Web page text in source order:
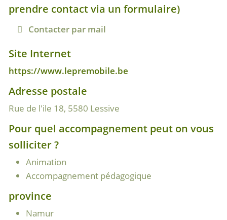
prendre contact via un formulaire)
Contacter par mail
Site Internet
https://www.lepremobile.be
Adresse postale
Rue de l'ile 18, 5580 Lessive
Pour quel accompagnement peut on vous
solliciter ?
Animation
Accompagnement pédagogique
province
Namur